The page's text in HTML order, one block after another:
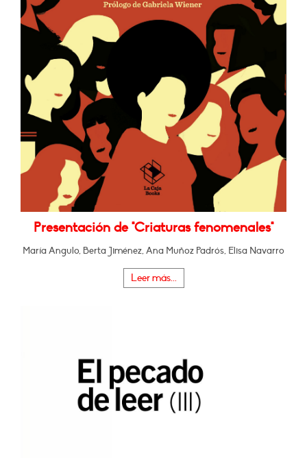
Presentación de "Criaturas fenomenales"
María Angulo, Berta Jiménez, Ana Muñoz Padrós, Elisa Navarro
Leer más...